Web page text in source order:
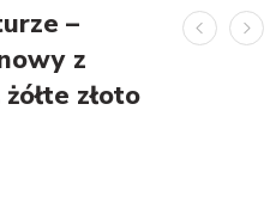
–
z
złoto